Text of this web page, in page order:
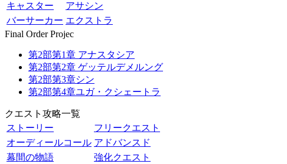
キャスター
アサシン
バーサーカー エクストラ
Final Order Projec
第2部第1章 アナスタシア
第2部第2章 ゲッテルデメルング
第2部第3章シン
第2部第4章ユガ・クシェートラ
クエスト攻略一覧
ストーリー
フリークエスト
オーディールコール アドバンスド
幕間の物語
強化クエスト